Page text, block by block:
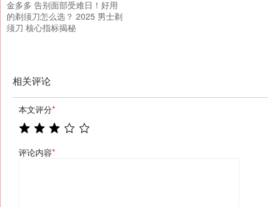
金多多 告别面部受难日！好用
的剃须刀怎么选？ 2025 男士剃
须刀 核心指标揭秘
相关评论
本文评分*
评论内容*